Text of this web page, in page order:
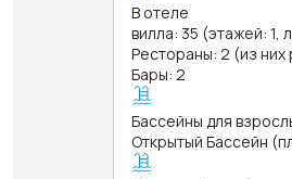
В отеле
вилла: 35 (этажей: 1,
Рестораны: 2 (из них
Бары: 2
Бассейны для
Открытый Бассейн